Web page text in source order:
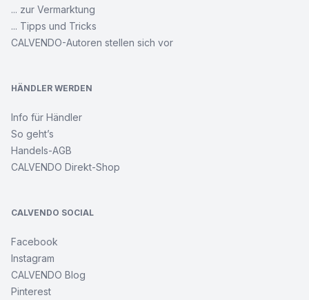
... zur Vermarktung
... Tipps und Tricks
CALVENDO-Autoren stellen sich vor
HÄNDLER WERDEN
Info für Händler
So geht’s
Handels-AGB
CALVENDO Direkt-Shop
CALVENDO SOCIAL
Facebook
Instagram
CALVENDO Blog
Pinterest